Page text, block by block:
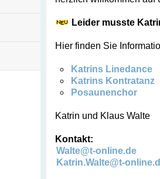
Leider musste
Hier finden Sie
Katrins Linedance
Katrins Kontratanz
Posaunenchor
Katrin und Klaus Walte
Kontakt:
Walte@t-online.de
Katrin.Walte@t-